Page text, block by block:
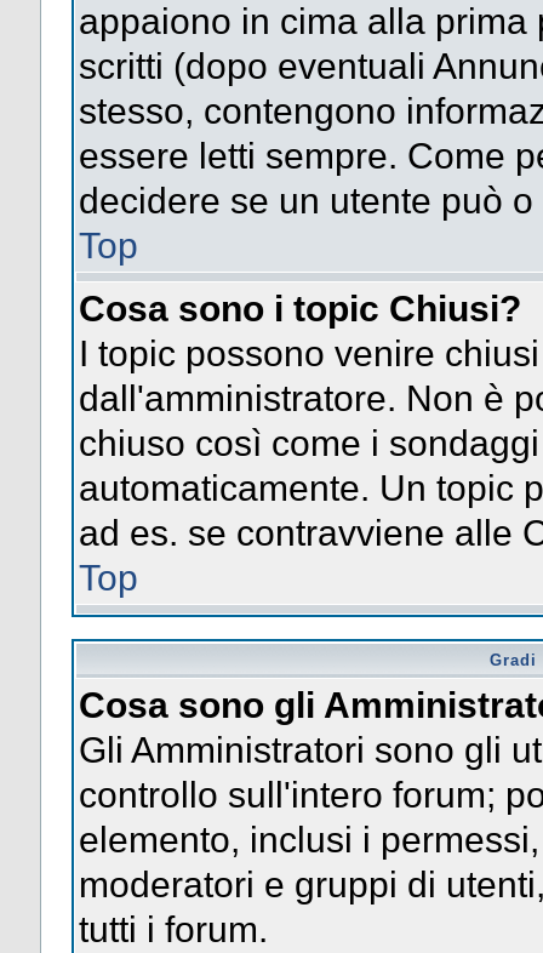
appaiono in cima alla
scritti (dopo eventuali
stesso, contengono
essere letti sempre. Come
decidere se un utente può
Top
Cosa sono i topic Chiusi?
I topic possono venire
dall'amministratore. Non è
chiuso così come i
automaticamente. Un topic
ad es. se contravviene alle
Top
Gradi
Cosa sono gli
Gli Amministratori sono gli
controllo sull'intero forum;
elemento, inclusi i
moderatori e gruppi di
tutti i forum.